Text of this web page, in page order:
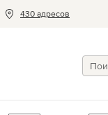
430 адресов